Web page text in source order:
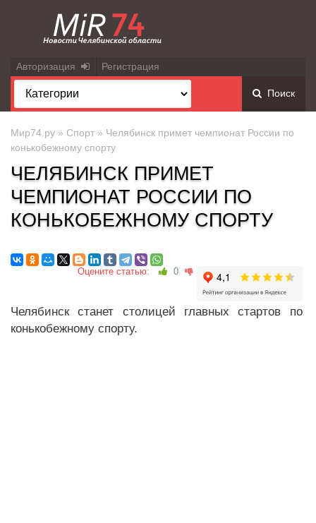
Авторизация Регистрация
Поиск
Мир74.ру » Спорт » Челябинск примет чемпионат России по
конькобежному спорту
ЧЕЛЯБИНСК ПРИМЕТ
ЧЕМПИОНАТ РОССИИ ПО
КОНЬКОБЕЖНОМУ СПОРТУ
Оцените статью: 0
Челябинск станет столицей главных стартов по
конькобежному спорту.